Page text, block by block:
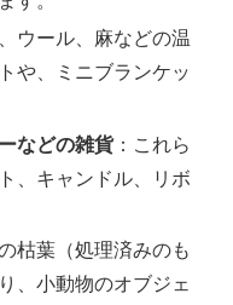
ウール、麻などの温
や、ミニブランケッ
などの雑貨：これら
、キャンドル、リボ
枯葉（処理済みのも
、小動物のオブジェ